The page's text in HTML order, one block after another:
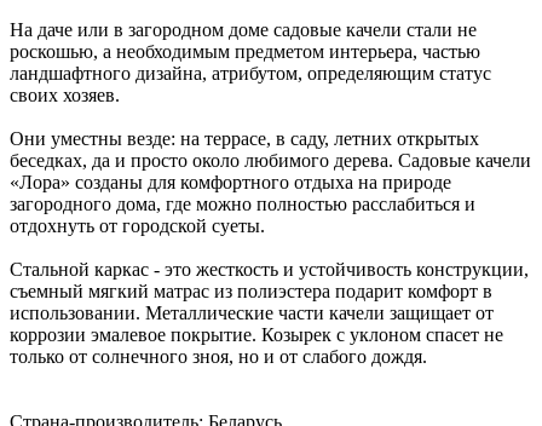
На даче или в загородном доме садовые качели стали не
роскошью, а необходимым предметом интерьера, частью
ландшафтного дизайна, атрибутом, определяющим статус
своих хозяев.
Они уместны везде: на террасе, в саду, летних открытых
беседках, да и просто около любимого дерева. Садовые качели
«Лора» созданы для комфортного отдыха на природе
загородного дома, где можно полностью расслабиться и
отдохнуть от городской суеты.
Стальной каркас - это жесткость и устойчивость конструкции,
съемный мягкий матрас из полиэстера подарит комфорт в
использовании. Металлические части качели защищает от
коррозии эмалевое покрытие. Козырек с уклоном спасет не
только от солнечного зноя, но и от слабого дождя.
Страна-производитель: Беларусь